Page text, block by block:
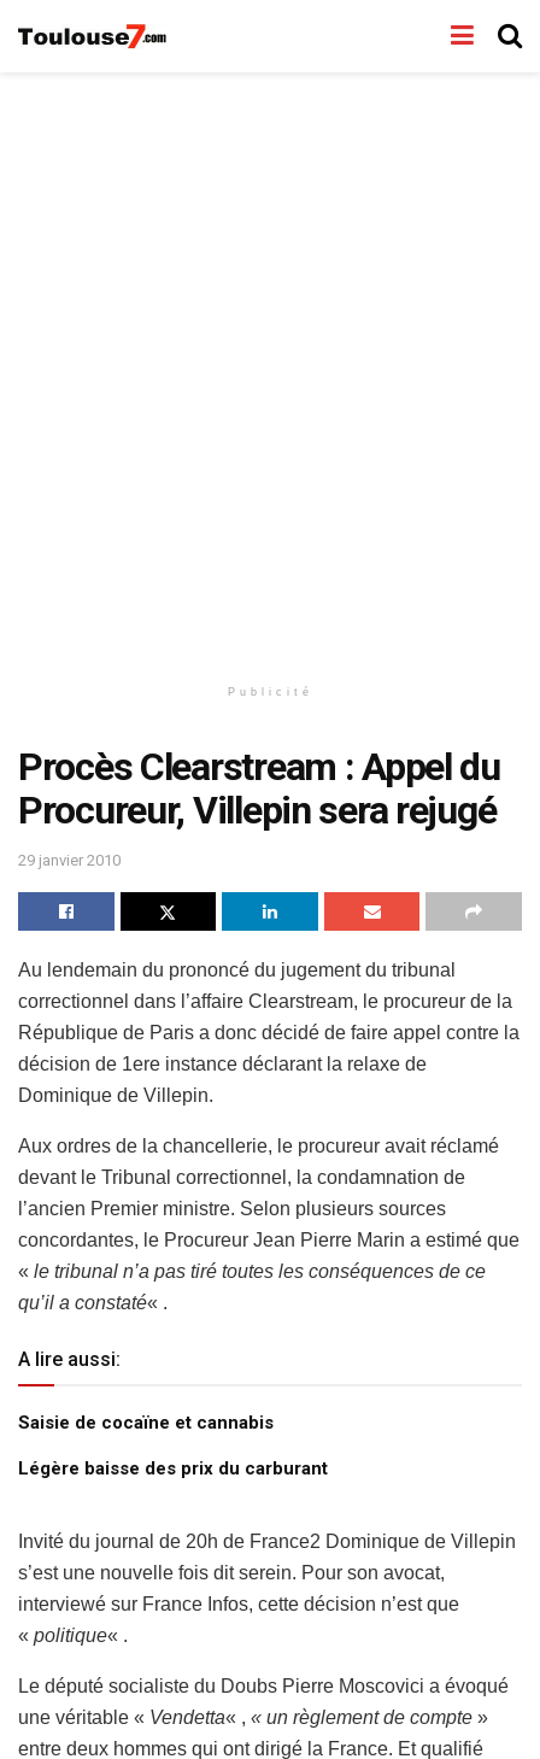
Publicité
Procès Clearstream : Appel du
Procureur, Villepin sera rejugé
29 janvier 2010
Au lendemain du prononcé du jugement du tribunal
correctionnel dans l’affaire Clearstream, le procureur de la
République de Paris a donc décidé de faire appel contre la
décision de 1ere instance déclarant la relaxe de
Dominique de Villepin.
Aux ordres de la chancellerie, le procureur avait réclamé
devant le Tribunal correctionnel, la condamnation de
l’ancien Premier ministre. Selon plusieurs sources
concordantes, le Procureur Jean Pierre Marin a estimé que
« le tribunal n’a pas tiré toutes les conséquences de ce
qu’il a constaté« .
A lire aussi:
Saisie de cocaïne et cannabis
Légère baisse des prix du carburant
Invité du journal de 20h de France2 Dominique de Villepin
s’est une nouvelle fois dit serein. Pour son avocat,
interviewé sur France Infos, cette décision n’est que
« politique« .
Le député socialiste du Doubs Pierre Moscovici a évoqué
une véritable « Vendetta« , « un règlement de compte »
entre deux hommes qui ont dirigé la France. Et qualifié